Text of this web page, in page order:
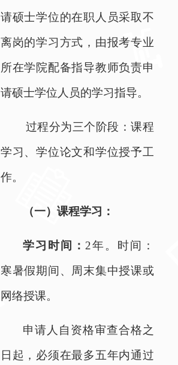
请硕士学位的在职人员采取不
离岗的学习方式，由报考专业
所在学院配备指导教师负责申
请硕士学位人员的学习指导。
过程分为三个阶段：课程
学习、学位论文和学位授予工
作。
（一）课程学习：
学习时间： 2年。时间：
寒暑假期间、周末集中授课或
网络授课。
申请人自资格审查合格之
日起，必须在最多五年内通过